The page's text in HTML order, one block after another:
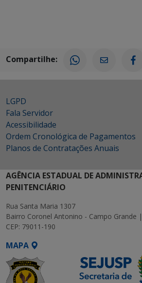
Compartilhe:
LGPD
Fala Servidor
Acessibilidade
Ordem Cronológica de Pagamentos
Planos de Contratações Anuais
AGÊNCIA ESTADUAL DE
PENITENCIÁRIO
Rua Santa Maria 1307
Bairro Coronel Antonino - Campo Grande
CEP: 79011-190
MAPA